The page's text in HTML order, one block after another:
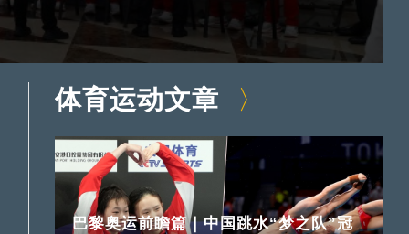
体育运动文章
巴黎奥运前瞻篇｜中国跳水“梦之队”冠